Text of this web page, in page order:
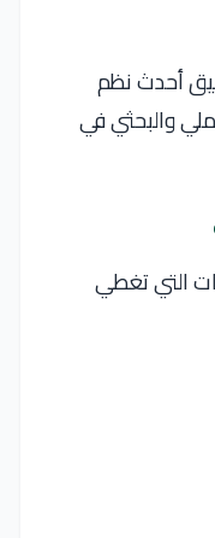
أحدث نظم
والبحثي في
التي تغطي